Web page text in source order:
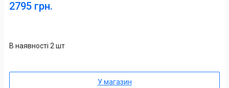
2795 грн.
В наявності 2 шт
У магазин